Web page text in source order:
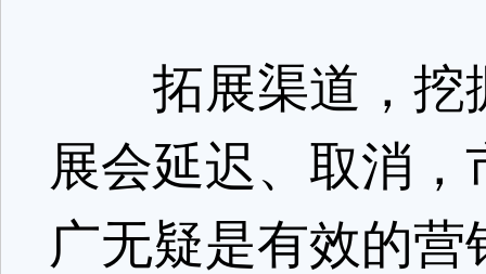
拓展渠道，挖
展会延迟、取消
广无疑是有效的